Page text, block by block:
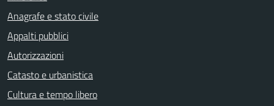
Anagrafe e stato civile
Appalti pubblici
Autorizzazioni
Catasto e urbanistica
Cultura e tempo libero